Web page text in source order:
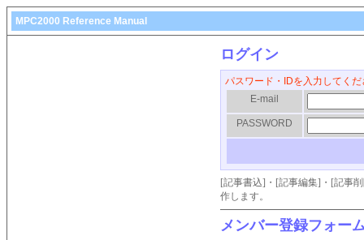
MPC2000 Reference Manual
ログイン
パスワード・IDを入力してくだ
E-mail
PASSWORD
[記事書込]・[記事編集]・[記事
作します。
メンバー登録フォー